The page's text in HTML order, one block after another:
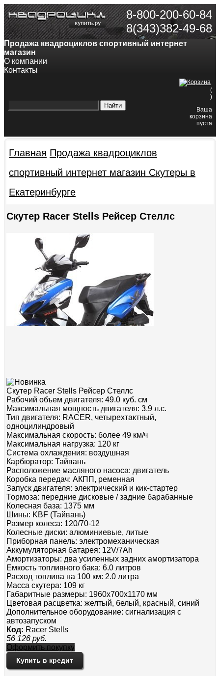
8-800-200-60-84
8(343)382-49-68
Продажа квадроциклов спортивный интернет
магазин
О компании
Контакты
(
)
Ваша
корзина
пуста
Главная Продажа квадроциклов
спортивный интернет магазин Скутеры в
Екатеринбурге
Скутер Racer Stells Рейсер Стеллс
Скутер Racer Stells Рейсер Стеллс
Рабочий объем двигателя: 49.0 куб. см
Максимальная мощность двигателя: 3.9 л.с.
Тип двигателя: RACER, четырехтактный,
одноцилиндровый
Максимальная скорость: более 49 км/ч
Максимальная нагрузка: 120 кг
Система охлаждения: воздушная
Карбюратор: Тайвань
Расположение масляного насоса: двигатель
Коробка передач: АКПП, ременная
Запуск двигателя: электрический и кик-стартер
Тормоза: передние дисковые / задние барабанные
Колесная база: 1375 мм
Шины: KBF (Тайвань)
Размер колеса: 120/70-12
Колесные диски: алюминиевые, литые
Приборная панель: электромеханическая
Аккумуляторная батарея: 12V/7Ah
Амортизаторы: два усиленных задних амортизатора
Емкость топливного бака: 6.0 литров
Расход топлива на 100 км: 2.0 литра
Масса скутера: 109 кг
Габаритные размеры: 1960x700x1170 мм
Цветовая расцветка: желтый, белый, красный, синий
Дополнительное оборудование: сигнализация с
автозапуском
Код: Racer Stells
56 126 руб.
Оформить покупку
Купить в кредит